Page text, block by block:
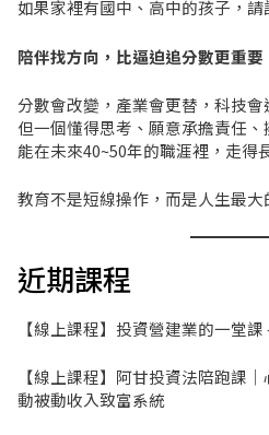
如果家裡有國中、高中的孩子，請
陪伴找方向，比逼迫追分數更重要
分數會改變，產業會更替，科技會
但一個懂得思考、願意承擔責任
能在未來40~50年的職涯裡，走得
教育不是短線操作，而是人生最大
近期課程
【線上課程】投資營建業的一堂
【線上課程】阿甘投資法陪跑課
動被動收入致富系統